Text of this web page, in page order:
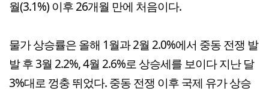
월(3.1%) 이후 26개월 만에 처음이다.
물가 상승률은 올해 1월과 2월 2.0%에서 중동 전쟁 발
발 후 3월 2.2%, 4월 2.6%로 상승세를 보이다 지난 달
3%대로 껑충 뛰었다. 중동 전쟁 이후 국제 유가 상승